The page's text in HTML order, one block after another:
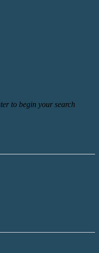
to begin your search